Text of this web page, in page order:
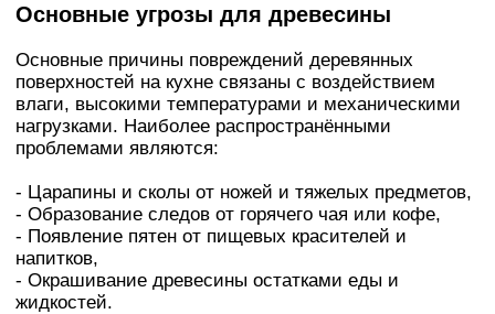
Основные угрозы для древесины
Основные причины повреждений деревянных
поверхностей на кухне связаны с воздействием
влаги, высокими температурами и механическими
нагрузками. Наиболее распространёнными
проблемами являются:
- Царапины и сколы от ножей и тяжелых предметов,
- Образование следов от горячего чая или кофе,
- Появление пятен от пищевых красителей и
напитков,
- Окрашивание древесины остатками еды и
жидкостей.